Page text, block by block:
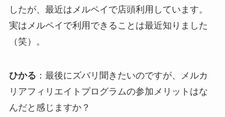
したが、最近はメルペイで店頭利用しています。
実はメルペイで利用できることは最近知りました
（笑）。
ひかる ：最後にズバリ聞きたいのですが、メルカ
リアフィリエイトプログラムの参加メリットはな
んだと感じますか？